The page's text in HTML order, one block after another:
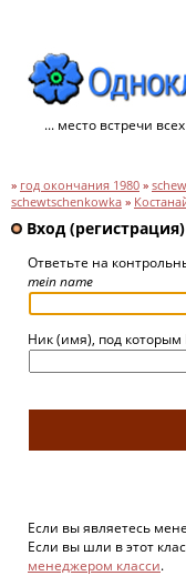
... место встречи
» год окончания 1980 »
schewtschenkowka »
Вход
Ответьте на
mein name
Ник (имя), под
Если вы являетесь
Если вы шли в этот
менеджером класси.